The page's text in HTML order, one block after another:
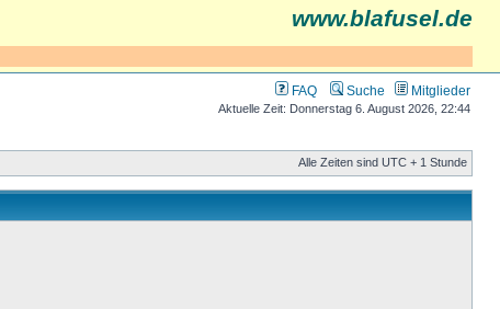
www.blafusel.de
FAQ Suche Mitglieder
Aktuelle Zeit: Donnerstag 6. August 2026, 22:44
Alle Zeiten sind UTC + 1 Stunde